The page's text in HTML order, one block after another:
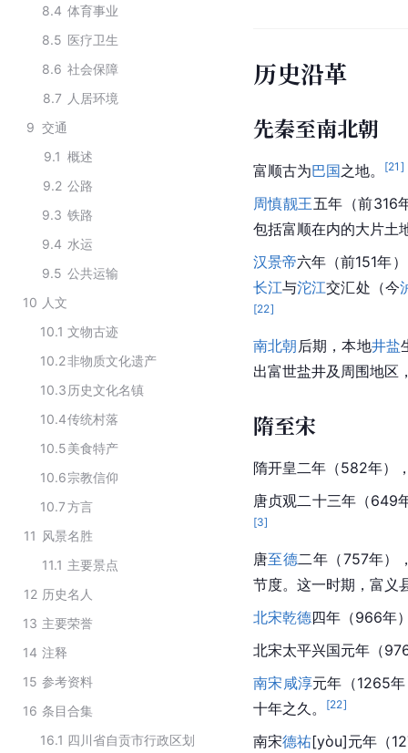
8.4 体育事业
8.5 医疗卫生
8.6 社会保障
8.7 人居环境
9 交通
9.1 概述
9.2 公路
9.3 铁路
9.4 水运
9.5 公共运输
10 人文
10.1 文物古迹
10.2非物质文化遗产
10.3 历史文化名镇
10.4传统村落
10.5美食特产
10.6宗教信仰
10.7方言
11 风景名胜
11.1 主要景点
12 历史名人
13 主要荣誉
14 注释
15 参考资料
16 条目合集
16.1 四川省自贡市行政区划
历史沿革
先秦至南北朝
富顺古为巴国之地。 [21 ]
周慎靓王五年（前316
包括富顺在内的大片土
汉景帝六年（前151年
长江与沱江交汇处（今
[22]
南北朝 后期，本地井盐
出富世盐井及周围地区
隋至宋
隋开皇二年（582年）
唐贞观二十三年（649
[3]
唐至德二年（757年）
节度。这一时期，富义
北宋乾德四年（966年
北宋太平兴国元年（
南宋 咸淳元年（1265
十年之久。
[22]
南宋德祐[yòu]元年（